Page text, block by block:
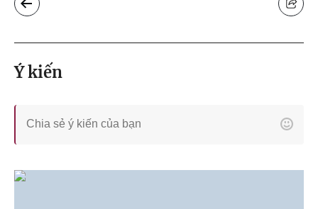
Ý kiến